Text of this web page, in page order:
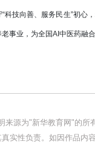
科技向善、服务民生”初
事业，为全国AI中医药融
来源为"新华教育网"的
实性负责。如因作品内